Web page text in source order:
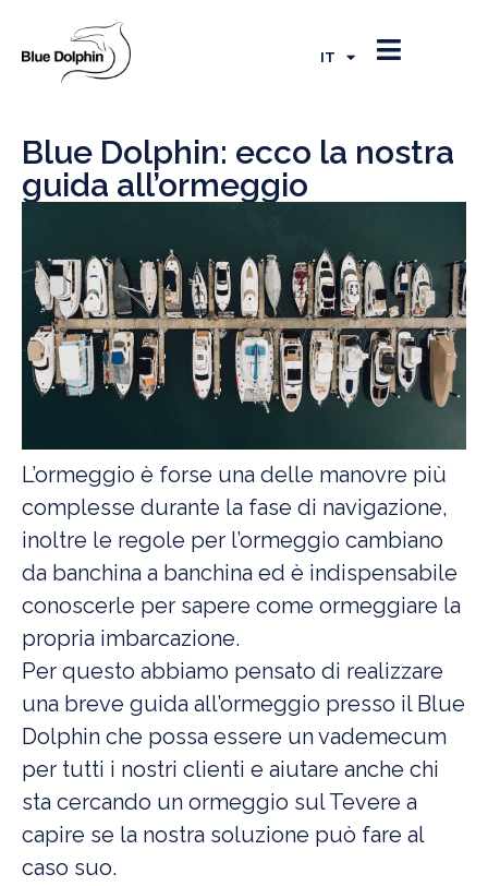
IT
ES
Blue Dolphin: ecco la nostra
guida all’ormeggio
L’ormeggio è forse una delle manovre più
complesse durante la fase di navigazione,
inoltre le regole per l’ormeggio cambiano
da banchina a banchina ed è indispensabile
conoscerle per sapere come ormeggiare la
propria imbarcazione.
Per questo abbiamo pensato di realizzare
una breve guida all’ormeggio presso il Blue
Dolphin che possa essere un vademecum
per tutti i nostri clienti e aiutare anche chi
sta cercando un ormeggio sul Tevere a
capire se la nostra soluzione può fare al
caso suo.